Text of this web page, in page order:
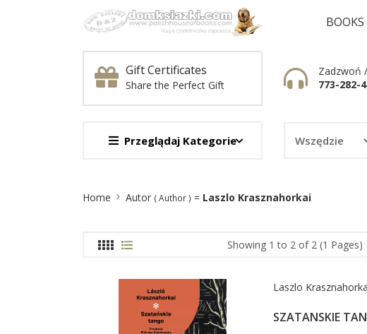
BOOKS
Gift Certificates
Share the Perfect Gift
Zadzwoń /
773-282-
Przeglądaj Kategorie
Home Autor ( Author ) = Laszlo Krasznahorkai
Showing 1 to 2 of 2 (1 Pages)
Laszlo
SZATANSKIE